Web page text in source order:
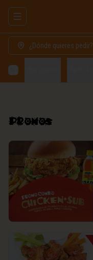
Abrir menu de navegación
¿Dónde quieres pedir?
Hamburguesas
Promos